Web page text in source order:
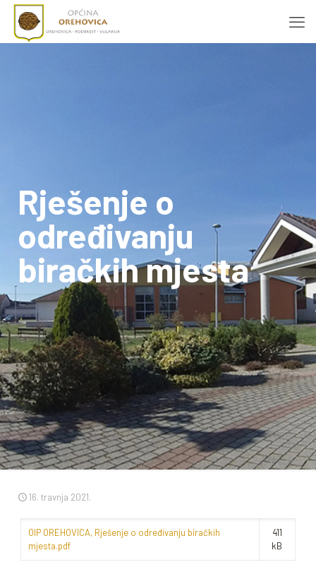
Rješenje o
određivanju
biračkih mjesta
16. travnja 2021.
OIP OREHOVICA, Rješenje o određivanju biračkih
mjesta.pdf
411
kB